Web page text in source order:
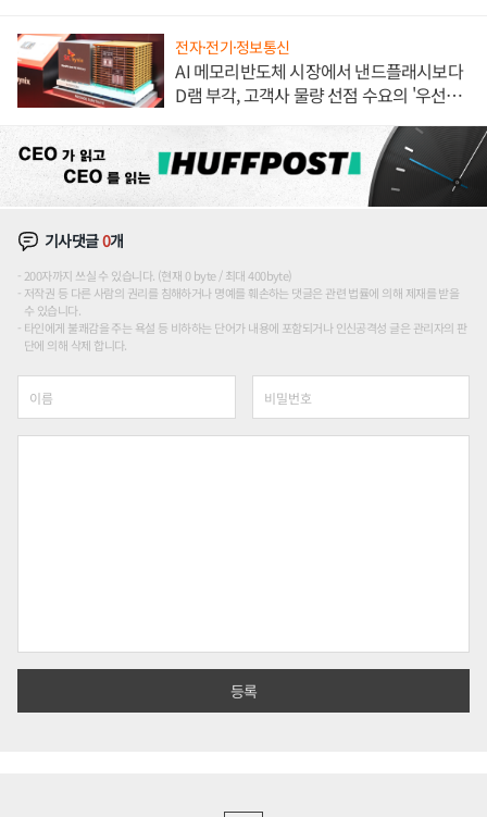
전자·전기·정보통신
AI 메모리반도체 시장에서 낸드플래시보다
D램 부각, 고객사 물량 선점 수요의 '우선순
기사댓글0개
200자까지 쓰실 수 있습니다. (현재 0 byte / 최대 400byte)
저작권 등 다른 사람의 권리를 침해하거나 명예를 훼손하는 댓글은 관련 법률에 의해 제재를 받을
수 있습니다.
타인에게 불쾌감을 주는 욕설 등 비하하는 단어가 내용에 포함되거나 인신공격성 글은 관리자의 판
단에 의해 삭제 합니다.